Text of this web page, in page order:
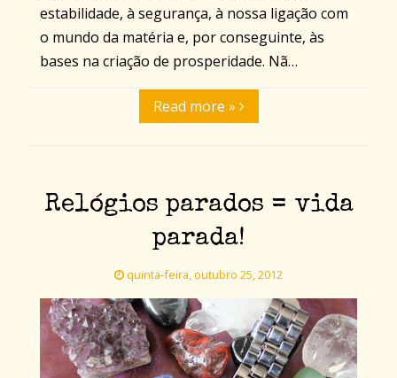
estabilidade, à segurança, à nossa ligação com
o mundo da matéria e, por conseguinte, às
bases na criação de prosperidade. Nã…
Read more »
Relógios parados = vida
parada!
quinta-feira, outubro 25, 2012